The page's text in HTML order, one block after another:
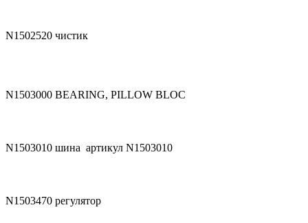
N1502520 чистик
N1503000 BEARING, PILLOW BLOC
N1503010 шина артикул N1503010
N1503470 регулятор